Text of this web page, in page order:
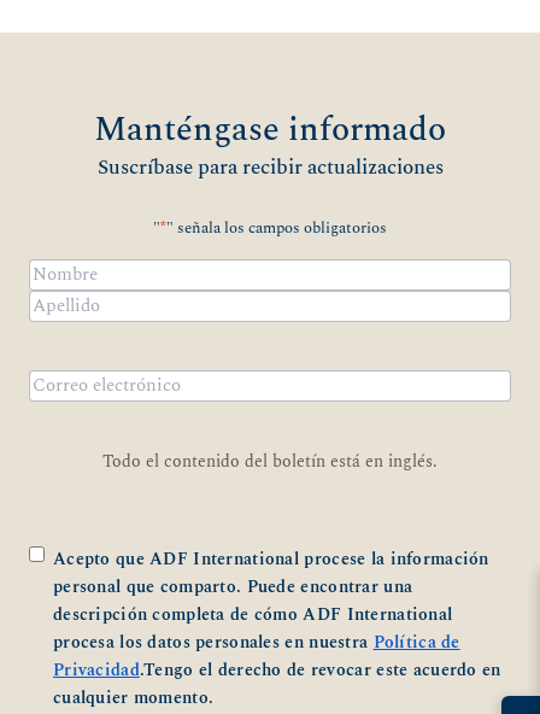
Manténgase informado
Suscríbase para recibir actualizaciones
"*" señala los campos obligatorios
Nombre*
Nombre
electrónico*
Todo el contenido del boletín está en inglés.
*
Acepto que ADF International procese la información
personal que comparto. Puede encontrar una
descripción completa de cómo ADF International
procesa los datos personales en nuestraPolítica de
Privacidad.Tengo el derecho de revocar este acuerdo en
cualquier momento.